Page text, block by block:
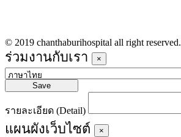
© 2019 chanthaburihospital all right reserved.
ร่วมงานกับเรา ×
Save
รายละเอียด (Detail)
แผนผังเว็บไซต์ ×